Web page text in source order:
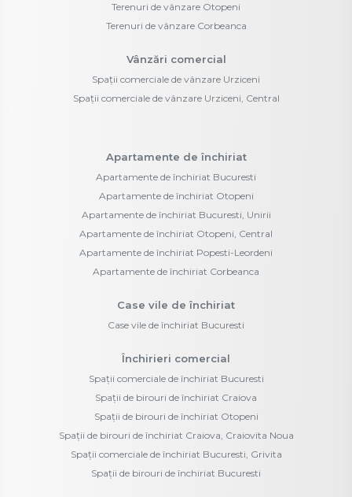
Terenuri de vânzare Otopeni
Terenuri de vânzare Corbeanca
Vânzări comercial
Spații comerciale de vânzare Urziceni
Spații comerciale de vânzare Urziceni, Central
Apartamente de închiriat
Apartamente de închiriat Bucuresti
Apartamente de închiriat Otopeni
Apartamente de închiriat Bucuresti, Unirii
Apartamente de închiriat Otopeni, Central
Apartamente de închiriat Popesti-Leordeni
Apartamente de închiriat Corbeanca
Case vile de închiriat
Case vile de închiriat Bucuresti
Închirieri comercial
Spații comerciale de închiriat Bucuresti
Spații de birouri de închiriat Craiova
Spații de birouri de închiriat Otopeni
Spații de birouri de închiriat Craiova, Craiovita Noua
Spații comerciale de închiriat Bucuresti, Grivita
Spații de birouri de închiriat Bucuresti